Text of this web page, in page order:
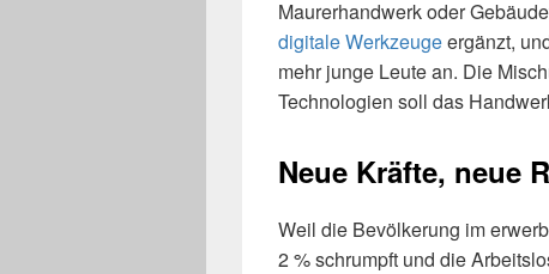
Maurerhandwerk oder
digitale Werkzeugeergänzt,
mehr junge Leute an. Die
Technologien soll das
Neue Kräfte, neue
Weil die Bevölkerung im
2 % schrumpft und die